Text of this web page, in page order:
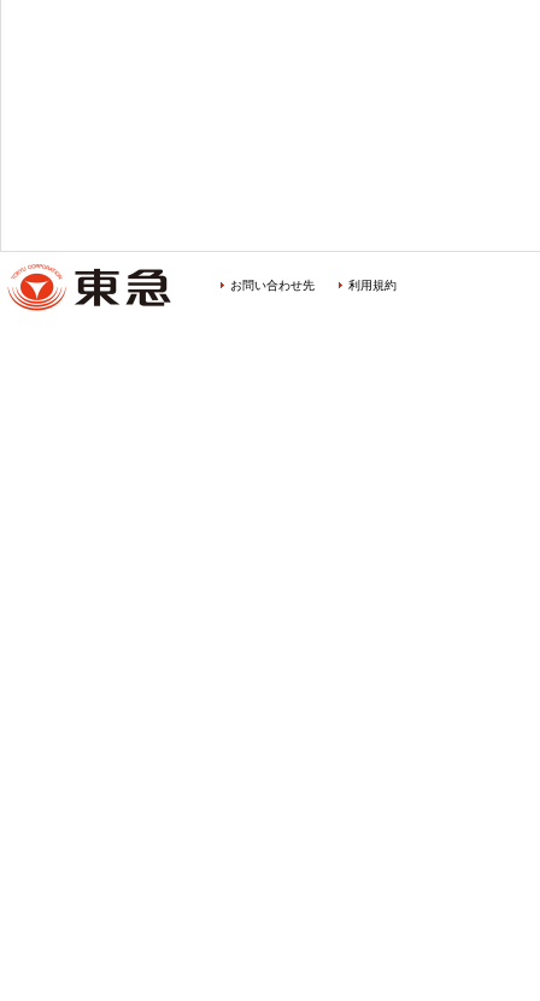
お問い合わせ先 利用規約